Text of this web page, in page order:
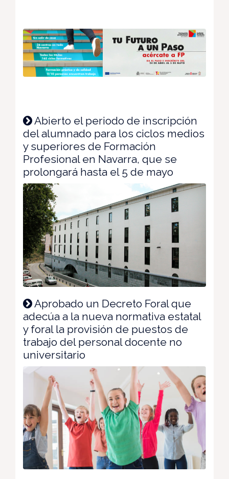
Abierto el periodo de inscripción
del alumnado para los ciclos medios
y superiores de Formación
Profesional en Navarra, que se
prolongará hasta el 5 de mayo
Aprobado un Decreto Foral que
adecúa a la nueva normativa estatal
y foral la provisión de puestos de
trabajo del personal docente no
universitario